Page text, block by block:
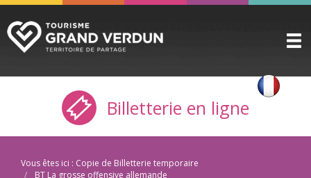
DÉCOUVRIR
A VOIR / A FAIRE
Billetterie en ligne
Vous êtes ici : Copie de Billetterie temporaire
BT La grosse offensive allemande